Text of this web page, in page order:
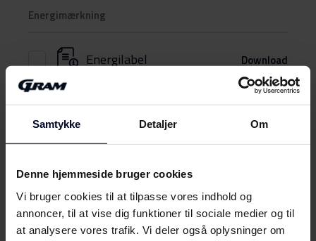
Samtykke Detaljer Om
Denne hjemmeside bruger cookies
Vi bruger cookies til at tilpasse vores indhold og
annoncer, til at vise dig funktioner til sociale medier og til
at analysere vores trafik. Vi deler også oplysninger om
Energimærkning
Energilabel Download
Produktdatablad
Download
Betjeningsvejledninger
Download
Vis mere